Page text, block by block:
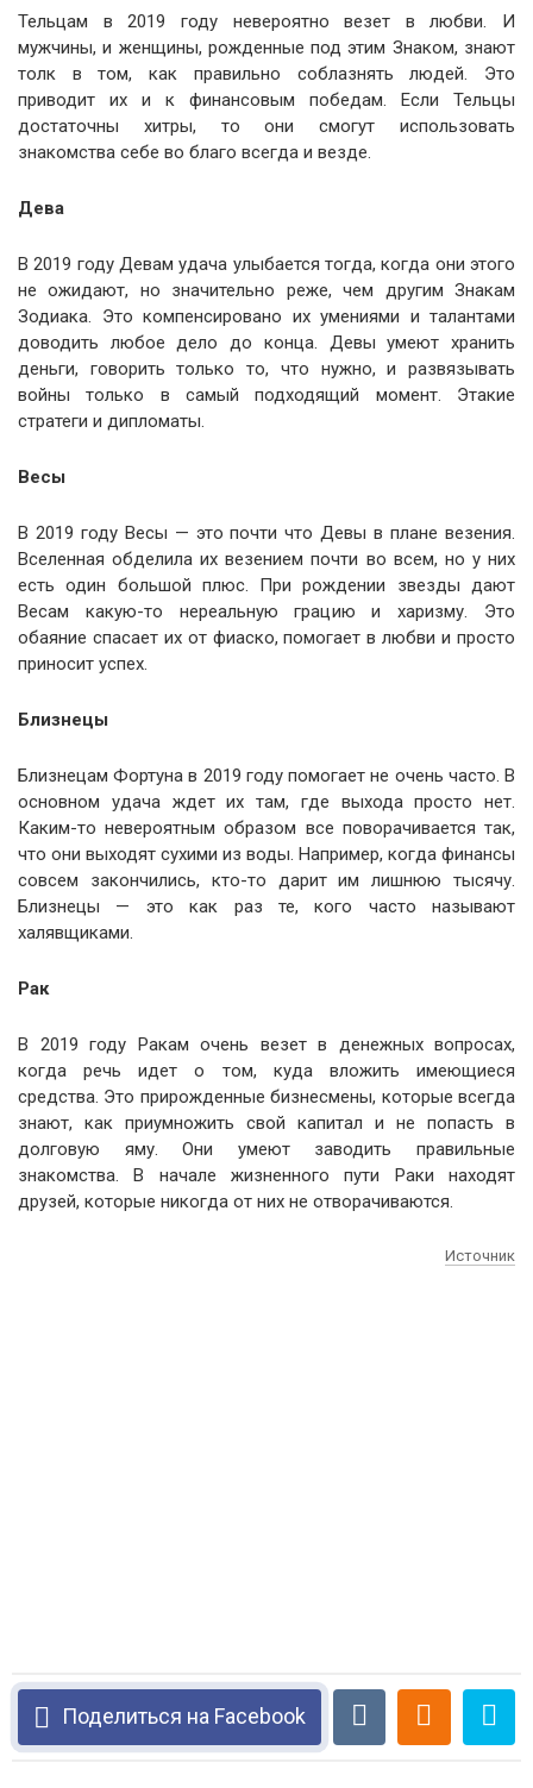
Тельцам в 2019 году невероятно везет в любви. И
мужчины, и женщины, рожденные под этим Знаком, знают
толк в том, как правильно соблазнять людей. Это
приводит их и к финансовым победам. Если Тельцы
достаточны хитры, то они смогут использовать
знакомства себе во благо всегда и везде.
Дева
В 2019 году Девам удача улыбается тогда, когда они этого
не ожидают, но значительно реже, чем другим Знакам
Зодиака. Это компенсировано их умениями и талантами
доводить любое дело до конца. Девы умеют хранить
деньги, говорить только то, что нужно, и развязывать
войны только в самый подходящий момент. Этакие
стратеги и дипломаты.
Весы
В 2019 году Весы — это почти что Девы в плане везения.
Вселенная обделила их везением почти во всем, но у них
есть один большой плюс. При рождении звезды дают
Весам какую-то нереальную грацию и харизму. Это
обаяние спасает их от фиаско, помогает в любви и просто
приносит успех.
Близнецы
Близнецам Фортуна в 2019 году помогает не очень часто. В
основном удача ждет их там, где выхода просто нет.
Каким-то невероятным образом все поворачивается так,
что они выходят сухими из воды. Например, когда финансы
совсем закончились, кто-то дарит им лишнюю тысячу.
Близнецы — это как раз те, кого часто называют
халявщиками.
Рак
В 2019 году Ракам очень везет в денежных вопросах,
когда речь идет о том, куда вложить имеющиеся
средства. Это прирожденные бизнесмены, которые всегда
знают, как приумножить свой капитал и не попасть в
долговую яму. Они умеют заводить правильные
знакомства. В начале жизненного пути Раки находят
друзей, которые никогда от них не отворачиваются.
Источник
Поделиться на Facebook